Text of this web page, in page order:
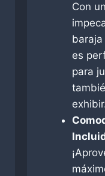
Con
es
para